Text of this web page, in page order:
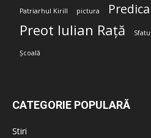
Patriarhul Kirill pictura Predica
Preot Iulian Rață
Școală
CATEGORIE POPULARĂ
Stiri